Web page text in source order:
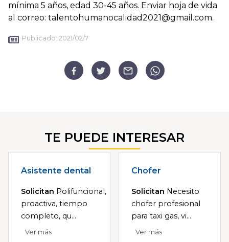
mínima 5 años, edad 30-45 años. Enviar hoja de vida
al correo: talentohumanocalidad2021@gmail.com.
Publicado: 2021/02/7
TE PUEDE INTERESAR
Asistente dental
Solicitan Polifuncional,
proactiva, tiempo
completo, qu...
Ver más
Chofer
Solicitan Necesito
chofer profesional
para taxi gas, vi...
Ver más